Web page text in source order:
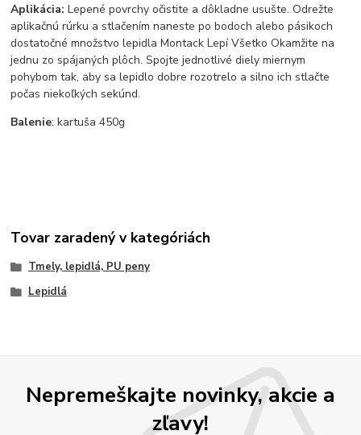
Aplikácia: Lepené povrchy očistite a dôkladne usušte. Odrežte
aplikačnú rúrku a stlačením naneste po bodoch alebo pásikoch
dostatočné množstvo lepidla Montack Lepí Všetko Okamžite na
jednu zo spájaných plôch. Spojte jednotlivé diely miernym
pohybom tak, aby sa lepidlo dobre rozotrelo a silno ich stlačte
počas niekoľkých sekúnd.
Balenie: kartuša 450g
Tovar zaradený v kategóriách
Tmely, lepidlá, PU peny
Lepidlá
Nepremeškajte novinky, akcie a
zľavy!